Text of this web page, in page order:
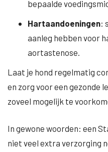
bepaalde
Hartaandoeningen:
aanleg hebben voor
aortastenose.
Laat je hond regelmatig
en zorg voor een gezonde
zoveel mogelijk te
In gewone woorden: een
niet veel extra verzorging